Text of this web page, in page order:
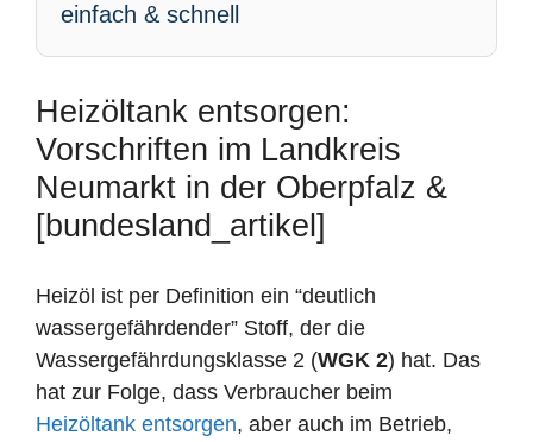
einfach & schnell
Heizöltank entsorgen:
Vorschriften im Landkreis
Neumarkt in der Oberpfalz &
[bundesland_artikel]
Heizöl ist per Definition ein “deutlich
wassergefährdender” Stoff, der die
Wassergefährdungsklasse 2 (WGK 2) hat. Das
hat zur Folge, dass Verbraucher beim
Heizöltank entsorgen, aber auch im Betrieb,